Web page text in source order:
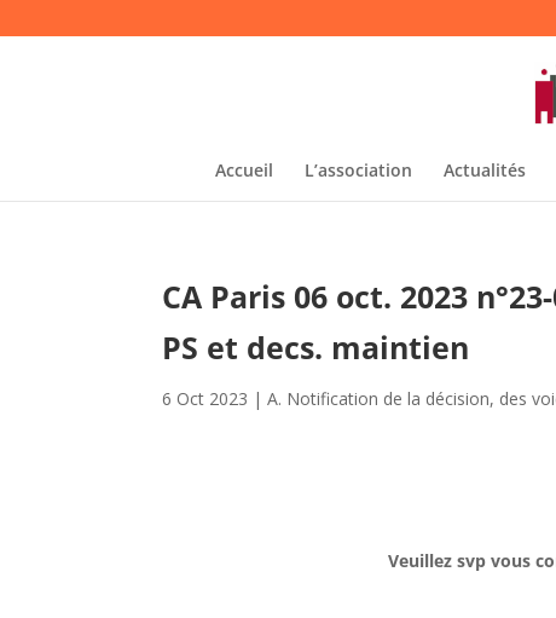
Accueil L’association Actualités
CA Paris 06 oct. 2023
PS et decs. maintien
6 Oct 2023 |A. Notification de la décision, des
Veuillez svp vous